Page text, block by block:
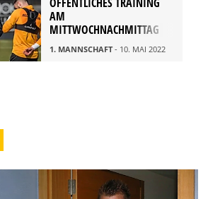
AM
MITTWOCHNACHMITTAG
1. MANNSCHAFT- 10. MAI 2022